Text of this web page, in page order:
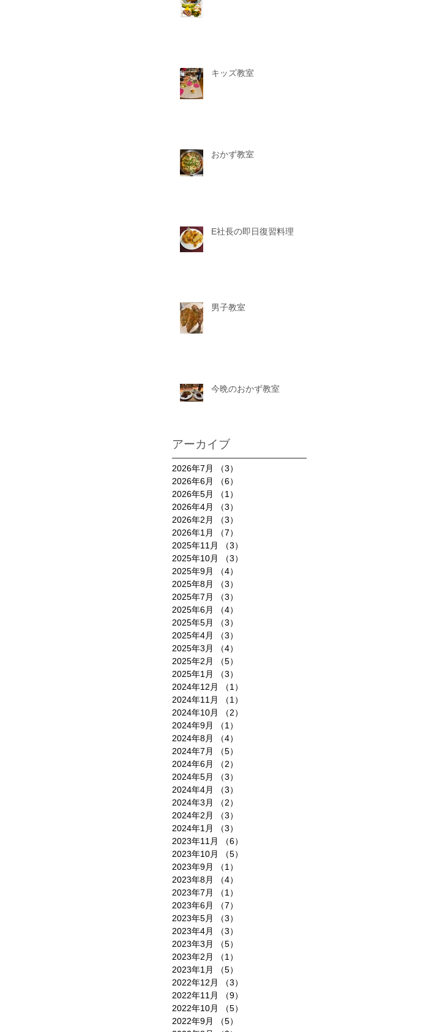
キッズ教室
おかず教室
E社長の即日復習料理
男子教室
今晩のおかず教室
アーカイブ
2026年7月 （3）
2026年6月
（6）
2026年5月
（1）
2026年4月
（3）
2026年2月
（3）
2026年1月
（7）
2025年11月
（3）
2025年10月
（3）
2025年9月
（4）
2025年8月
（3）
2025年7月
（3）
2025年6月
（4）
2025年5月
（3）
2025年4月
（3）
2025年3月
（4）
2025年2月
（5）
2025年1月
（3）
2024年12月
（1）
2024年11月
（1）
2024年10月
（2）
2024年9月
（1）
2024年8月
（4）
2024年7月
（5）
2024年6月
（2）
2024年5月
（3）
2024年4月
（3）
2024年3月
（2）
2024年2月
（3）
2024年1月
（3）
2023年11月
（6）
2023年10月
（5）
2023年9月
（1）
2023年8月
（4）
2023年7月
（1）
2023年6月
（7）
2023年5月
（3）
2023年4月
（3）
2023年3月
（5）
2023年2月
（1）
2023年1月
（5）
2022年12月
（3）
2022年11月
（9）
2022年10月
（5）
2022年9月
（5）